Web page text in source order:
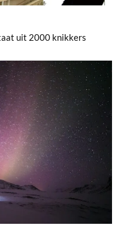
uit 2000 knikkers